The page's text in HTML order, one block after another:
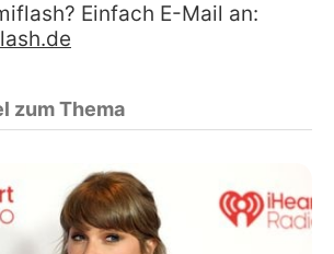
Einfach E-Mail an:
zum Thema